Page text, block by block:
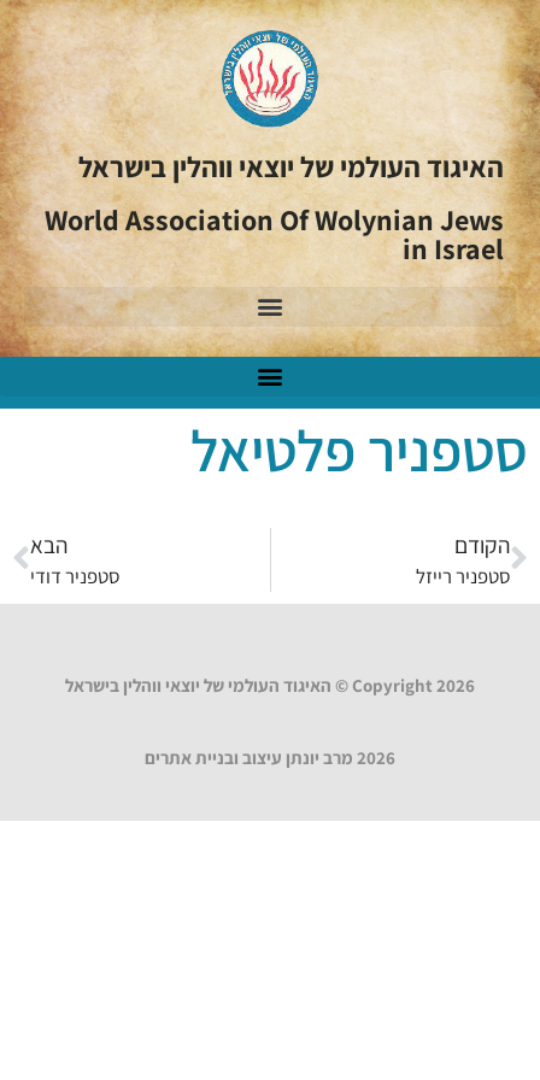
האיגוד העולמי של יוצאי ווהלין בישראל
World Association Of Wolynian Jews
in Israel
סטפניר פלטיאל
הקודם
סטפניר רייזל
הבא
סטפניר דודי
Copyright 2026 © האיגוד העולמי של יוצאי ווהלין בישראל
2026 מרב יונתן עיצוב ובניית אתרים